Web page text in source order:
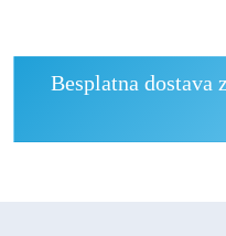
Besplatna dostava